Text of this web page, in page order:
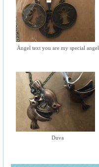
Ängel text you are my special angel
Duva